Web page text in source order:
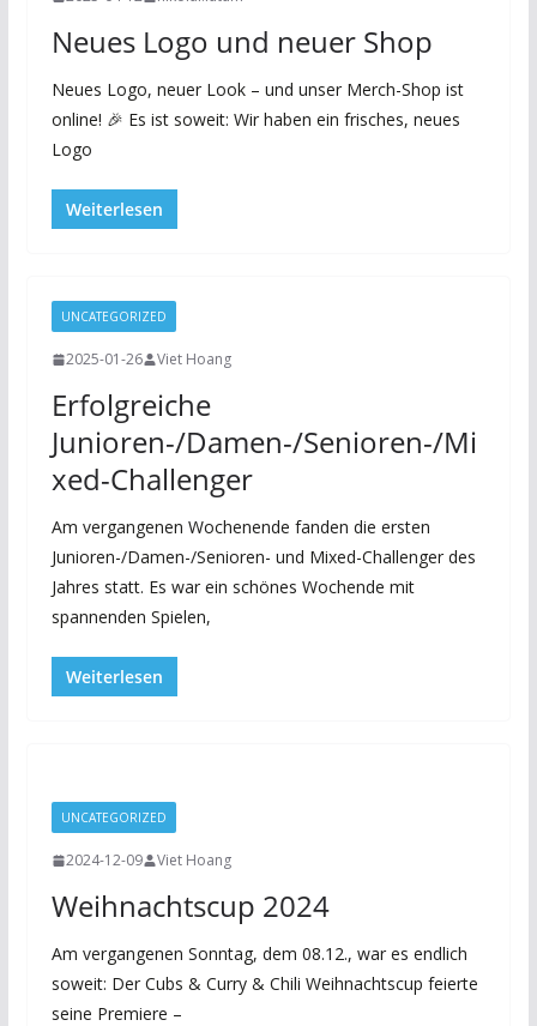
Neues Logo und neuer Shop
Neues Logo, neuer Look – und unser Merch-Shop ist
online! 🎉 Es ist soweit: Wir haben ein frisches, neues
Logo
Weiterlesen
UNCATEGORIZED
2025-01-26 Viet Hoang
Erfolgreiche
Junioren-/Damen-/Senioren-/Mi
xed-Challenger
Am vergangenen Wochenende fanden die ersten
Junioren-/Damen-/Senioren- und Mixed-Challenger des
Jahres statt. Es war ein schönes Wochende mit
spannenden Spielen,
Weiterlesen
UNCATEGORIZED
2024-12-09 Viet Hoang
Weihnachtscup 2024
Am vergangenen Sonntag, dem 08.12., war es endlich
soweit: Der Cubs & Curry & Chili Weihnachtscup feierte
seine Premiere –